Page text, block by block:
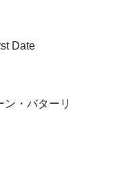
Date
・バターリ